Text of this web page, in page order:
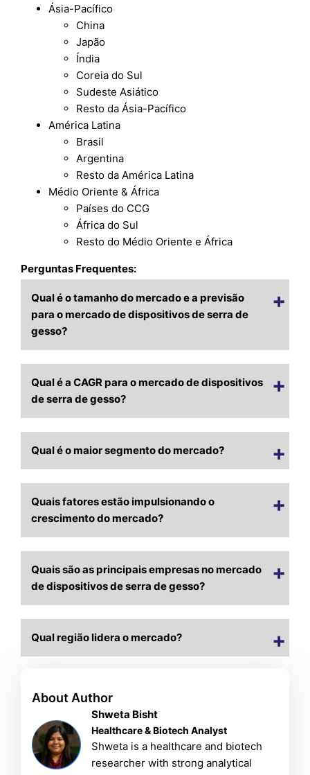
Ásia-Pacífico
China
Japão
Índia
Coreia do Sul
Sudeste Asiático
Resto da Ásia-Pacífico
América Latina
Brasil
Argentina
Resto da América Latina
Médio Oriente & África
Países do CCG
África do Sul
Resto do Médio Oriente e África
Perguntas Frequentes:
Qual é o tamanho do mercado e a previsão
para o mercado de dispositivos de serra de
gesso?
Qual é a CAGR para o mercado de dispositivos
de serra de gesso?
Qual é o maior segmento do mercado?
Quais fatores estão impulsionando o
crescimento do mercado?
Quais são as principais empresas no mercado
de dispositivos de serra de gesso?
Qual região lidera o mercado?
About Author
Shweta Bisht
Healthcare & Biotech Analyst
Shweta is a healthcare and biotech
researcher with strong analytical